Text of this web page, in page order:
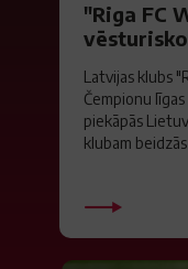
"Riga FC
Latvijas klubs
Čempionu
piekāpās
klubam